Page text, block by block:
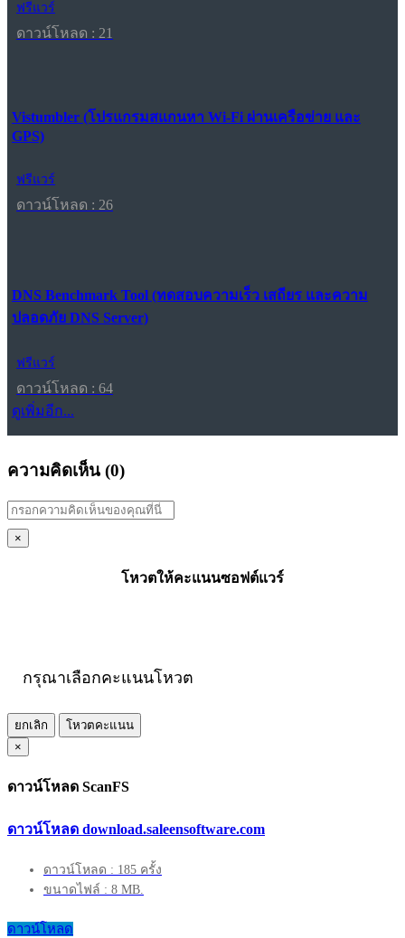
ฟรีแวร์
ดาวน์โหลด : 21
Vistumbler (โปรแกรมสแกนหา Wi-Fi ผ่านเครือข่าย และ
GPS)
ฟรีแวร์
ดาวน์โหลด : 26
DNS Benchmark Tool (ทดสอบความเร็ว เสถียร และความ
ปลอดภัย DNS Server)
ฟรีแวร์
ดาวน์โหลด : 64
ดูเพิ่มอีก...
ความคิดเห็น (0)
×
โหวตให้คะแนนซอฟต์แวร์
กรุณาเลือกคะแนนโหวต
ยกเลิก
โหวตคะแนน
×
ดาวน์โหลด ScanFS
ดาวน์โหลด download.saleensoftware.com
ดาวน์โหลด : 185 ครั้ง
ขนาดไฟล์ : 8 MB.
ดาวน์โหลด